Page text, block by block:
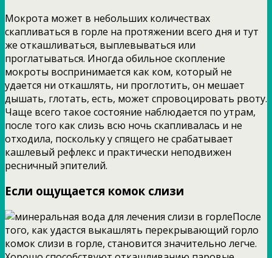
Мокрота может в небольших количествах
скапливаться в горле на протяжении всего дня и тут
же откашливаться, выплевываться или
проглатываться. Иногда обильное скопление
мокроты воспринимается как ком, который не
удается ни откашлять, ни проглотить, он мешает
дышать, глотать, есть, может спровоцировать рвоту.
Чаще всего такое состояние наблюдается по утрам,
после того как слизь всю ночь скапливалась и не
отходила, поскольку у спящего не срабатывает
кашлевый рефлекс и практически неподвижен
ресничный эпителий.
Если ощущается комок слизи
После
того, как удастся выкашлять перекрывающий горло
комок слизи в горле, становится значительно легче.